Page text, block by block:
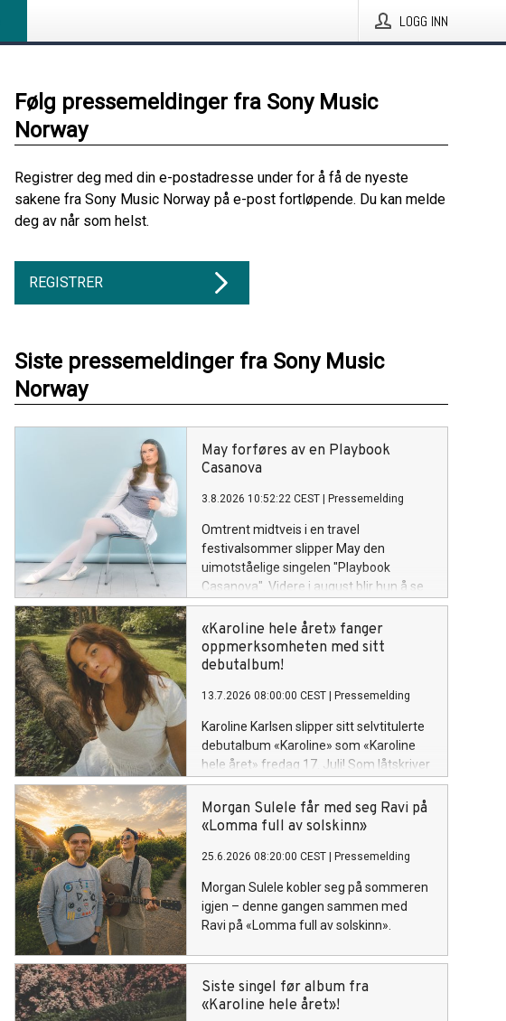
LOGG INN
Følg pressemeldinger fra Sony Music
Norway
Registrer deg med din e-postadresse under for å få de nyeste
sakene fra Sony Music Norway på e-post fortløpende. Du kan melde
deg av når som helst.
REGISTRER
Siste pressemeldinger fra Sony Music
Norway
May forføres av en Playbook
Casanova
3.8.2026 10:52:22 CEST Pressemelding
Omtrent midtveis i en travel
festivalsommer slipper May den
uimotståelige singelen "Playbook
Casanova". Videre i august blir hun å se
på Øyafestivalen i Oslo (14),
Bakgårdsfestivalen i Harstad (15),
Ypsilon i Drammen (22) og Rakettnatt i
Tromsø (28). Og 5. september avslutter
Ålesund.
«Karoline hele året» fanger
oppmerksomheten med sitt
debutalbum!
13.7.2026 08:00:00 CEST Pressemelding
Karoline Karlsen slipper sitt selvtitulerte
debutalbum «Karoline» som «Karoline
hele året» fredag 17. Juli! Som låtskriver
og vokalist, kjent fra det kritikerroste
bandet «Klossmajor» tar hun nå for alvor
sin plass som soloartist. Lytteren
univers fullt av varme, humor og
Morgan Sulele får med seg Ravi på
«Lomma full av solskinn»
25.6.2026 08:20:00 CEST Pressemelding
Morgan Sulele kobler seg på sommeren
igjen – denne gangen sammen med
Ravi på «Lomma full av solskinn».
Siste singel før album fra
«Karoline hele året»!